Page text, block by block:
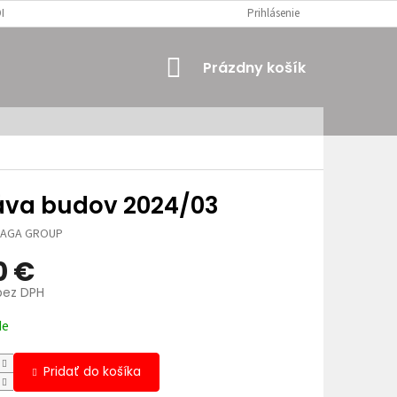
Prihlásenie
NÁKUPNÝ
Prázdny košík
budov 2024/03
GROUP
€
DPH
Pridať do košíka